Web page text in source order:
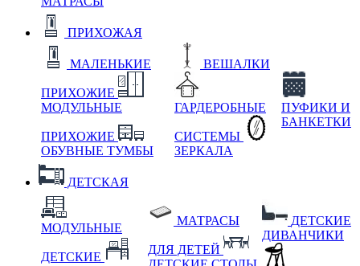
ПРИХОЖАЯ
МАЛЕНЬКИЕ
ПРИХОЖИЕ
МОДУЛЬНЫЕ
ПРИХОЖИЕ
ОБУВНЫЕ ТУМБЫ
ВЕШАЛКИ
ГАРДЕРОБНЫЕ
СИСТЕМЫ
ЗЕРКАЛА
ПУФИКИ И
БАНКЕТКИ
ДЕТСКАЯ
МОДУЛЬНЫЕ
ДЕТСКИЕ
МАТРАСЫ
ДЛЯ ДЕТЕЙ
ДЕТСКИЕ
ДИВАНЧИКИ